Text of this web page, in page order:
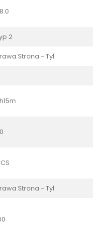
2
Strona - Tył
Strona - Tył